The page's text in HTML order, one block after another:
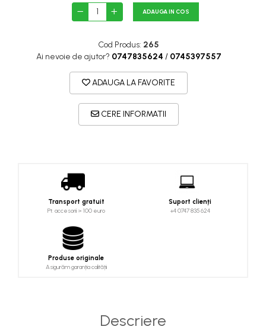
Padele de ape repezi
Costume neopren
Șosete, mănuși, căciuli neopren
Jachete impermeabile
Costume uscate
Căști de protecție
Siguranță, accesorii
Drybag - Saci impermeabili
Genți și portbagaje de biciclete
ADAUGA IN COS
Cod Produs: 265
Ai nevoie de ajutor? 0747835624 / 0745397557
ADAUGA LA FAVORITE
CERE INFORMATII
Transport gratuit
Pt. accesorii > 100 euro
Suport clienți
+4 0747 835 624
Produse originale
Asigurăm garanția calității
Descriere